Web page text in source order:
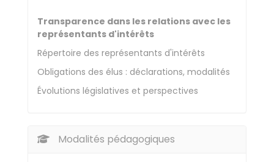
Transparence dans les relations avec les
représentants d'intérêts
Répertoire des représentants d'intérêts
Obligations des élus : déclarations, modalités
Évolutions législatives et perspectives
Modalités pédagogiques